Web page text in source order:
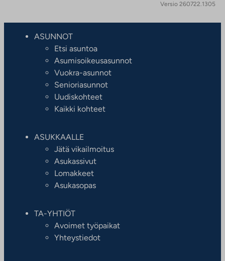
Versio 260722.1305
ASUNNOT
Etsi asuntoa
Asumisoikeusasunnot
Vuokra-asunnot
Senioriasunnot
Uudiskohteet
Kaikki kohteet
ASUKKAALLE
Jätä vikailmoitus
Asukassivut
Lomakkeet
Asukasopas
TA-YHTIÖT
Avoimet työpaikat
Yhteystiedot